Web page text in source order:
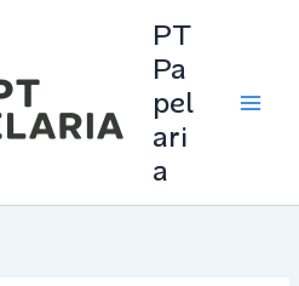
PT
Pa
pel
ari
a